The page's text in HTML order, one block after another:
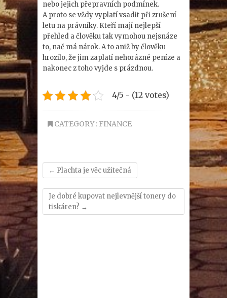
nebo jejich přepravních podmínek.
A proto se vždy vyplatí vsadit přizrušení
letu na právníky. Kteří mají nejlepší
přehled a člověku tak vymohou nejsnáze
to, nač má nárok. A to aniž by člověku
hrozilo, že jim zaplatí nehorázné peníze a
nakonec z toho vyjde s prázdnou.
4/5 - (12 votes)
CATEGORY : FINANCE
← Plachta je věc užitečná
Je dobré kupovat nejlevnější tonery do
tiskáren? →